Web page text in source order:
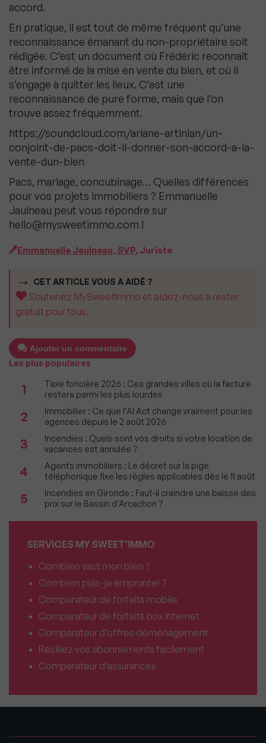
accord.
En pratique, il est tout de même fréquent qu’une
reconnaissance émanant du non-propriétaire soit
rédigée. C’est un document où Frédéric reconnait
être informé de la mise en vente du bien, et où il
s’engage à quitter les lieux. C’est une
reconnaissance de pure forme, mais que l’on
trouve assez fréquemment.
https://soundcloud.com/ariane-artinian/un-
conjoint-de-pacs-doit-il-donner-son-accord-a-la-
vente-dun-bien
Pacs, mariage, concubinage… Quelles différences
pour vos projets immobiliers ? Emmanuelle
Jaulneau peut vous répondre sur
hello@mysweetimmo.com !
Emmanuelle Jaulneau, SVP, Juriste
CET ARTICLE VOUS A AIDÉ ?
Soutenez MySweetImmo et aidez-nous à rester
gratuit pour tous.
Ajouter un commentaire
Les plus populaires
1
Taxe foncière 2026 : Ces grandes villes où la facture
restera parmi les plus lourdes
2
Immobilier : Ce que l’AI Act change vraiment pour les
agences depuis le 2 août 2026
3
Incendies : Quels sont vos droits si votre location de
vacances est annulée ?
4
Agents immobiliers : Le décret sur la pige
téléphonique fixe les règles applicables dès le 11 août
5
Incendies en Gironde : Faut-il craindre une baisse des
prix sur le Bassin d'Arcachon ?
SERVICES MY SWEET'IMMO
Combien vaut mon bien ?
Combien puis-je emprunter ?
Comparateur de forfaits mobile
Comparateur de forfaits box Internet
Comparateur d’offres déménagement
Résiliez vos abonnements facilement
Comparateur d’assurances